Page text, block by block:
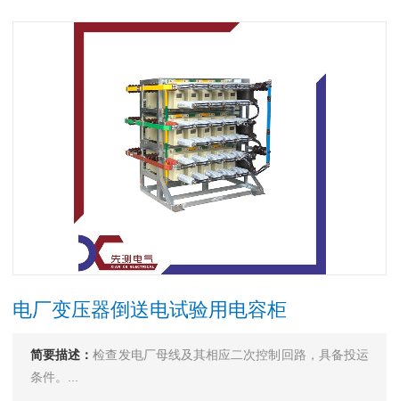
电厂变压器倒送电试验用电容柜
简要描述：检查发电厂母线及其相应二次控制回路，具备投运
条件。...